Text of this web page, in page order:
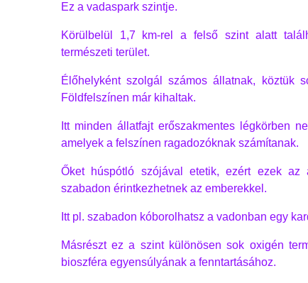
Ez a vadaspark szintje.
Körülbelül 1,7 km-rel a felső szint alatt
természeti terület.
Élőhelyként szolgál számos állatnak, köztük
Földfelszínen már kihaltak.
Itt minden állatfajt erőszakmentes légkörben
amelyek a felszínen ragadozóknak számítanak.
Őket húspótló szójával etetik, ezért ezek
szabadon érintkezhetnek az emberekkel.
Itt pl. szabadon kóborolhatsz a vadonban egy
Másrészt ez a szint különösen sok oxigén
bioszféra egyensúlyának a fenntartásához.